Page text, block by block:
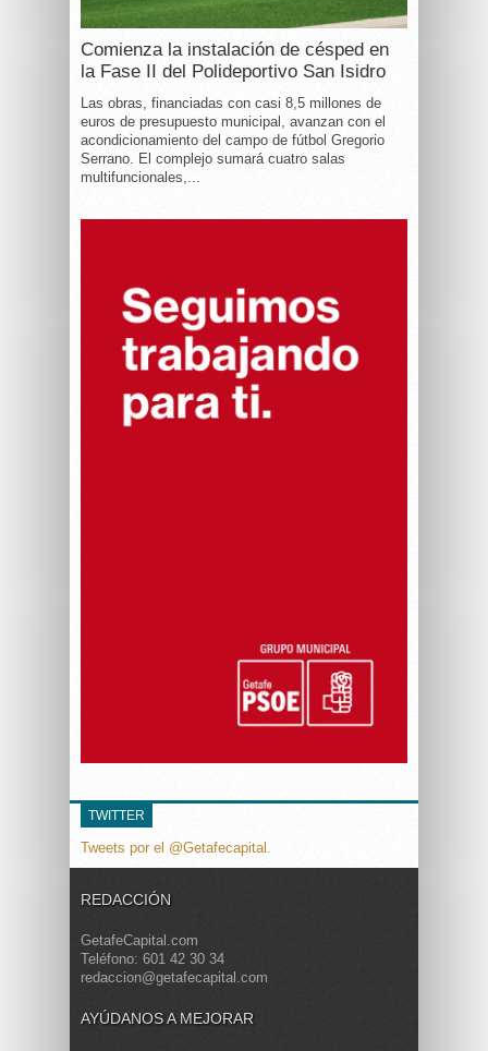
Comienza la instalación de césped en
la Fase II del Polideportivo San Isidro
Las obras, financiadas con casi 8,5 millones de
euros de presupuesto municipal, avanzan con el
acondicionamiento del campo de fútbol Gregorio
Serrano. El complejo sumará cuatro salas
multifuncionales,...
TWITTER
Tweets por el @Getafecapital.
REDACCIÓN
GetafeCapital.com
Teléfono: 601 42 30 34
redaccion@getafecapital.com
AYÚDANOS A MEJORAR